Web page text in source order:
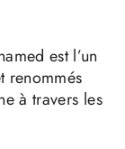
est l’un
renommés
à travers les
les plus